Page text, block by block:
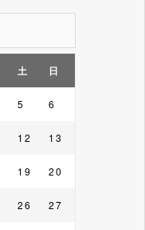
土 日
5 6
12 13
19 20
26 27